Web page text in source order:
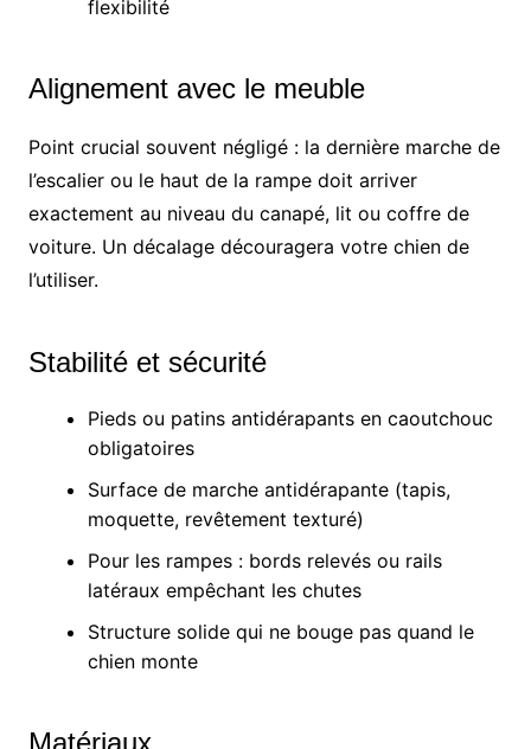
flexibilité
Alignement avec le meuble
Point crucial souvent négligé : la dernière marche de
l’escalier ou le haut de la rampe doit arriver
exactement au niveau du canapé, lit ou coffre de
voiture. Un décalage découragera votre chien de
l’utiliser.
Stabilité et sécurité
Pieds ou patins antidérapants en caoutchouc
obligatoires
Surface de marche antidérapante (tapis,
moquette, revêtement texturé)
Pour les rampes : bords relevés ou rails
latéraux empêchant les chutes
Structure solide qui ne bouge pas quand le
chien monte
Matériaux